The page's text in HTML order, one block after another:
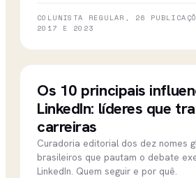
COLUNISTA REGULAR, 26
2017 E 2023
CBN CAMPINAS
Os 10 principais
LinkedIn: líderes que
carreiras
Curadoria editorial dos dez nomes
brasileiros que pautam o debate
LinkedIn. Quem seguir e por quê.